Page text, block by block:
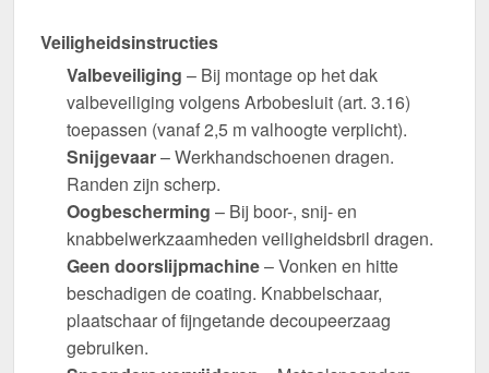
Veiligheidsinstructies
Valbeveiliging – Bij montage op het dak
valbeveiliging volgens Arbobesluit (art. 3.16)
toepassen (vanaf 2,5 m valhoogte verplicht).
Snijgevaar– Werkhandschoenen dragen.
Randen zijn scherp.
Oogbescherming – Bij boor-, snij- en
knabbelwerkzaamheden veiligheidsbril dragen.
Geen doorslijpmachine– Vonken en hitte
beschadigen de coating. Knabbelschaar,
plaatschaar of fijngetande decoupeerzaag
gebruiken.